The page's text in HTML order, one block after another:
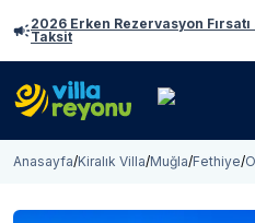
2026 Erken Rezervasyon
Taksit
Anasayfa/Kiralık Villa/Muğla/Fethiye/